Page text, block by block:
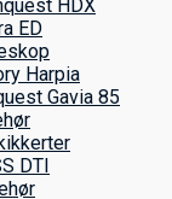
HDX
ED
Harpia
Gavia 85
DTI